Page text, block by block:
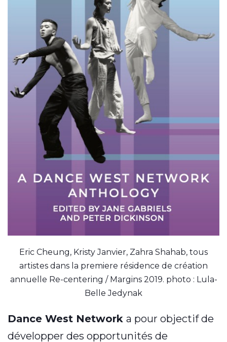
Eric Cheung, Kristy Janvier, Zahra Shahab, tous
artistes dans la premiere résidence de création
annuelle Re-centering / Margins 2019. photo : Lula-
Belle Jedynak
Dance West Network a pour objectif de
développer des opportunités de